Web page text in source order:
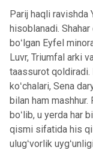
Parij haqli ravishda
hisoblanadi. Shahar
boʻlgan Eyfel
Luvr, Triumfal arki
taassurot qoldiradi.
koʻchalari, Sena
bilan ham mashhur.
boʻlib, u yerda har
qismi sifatida his
ulugʻvorlik